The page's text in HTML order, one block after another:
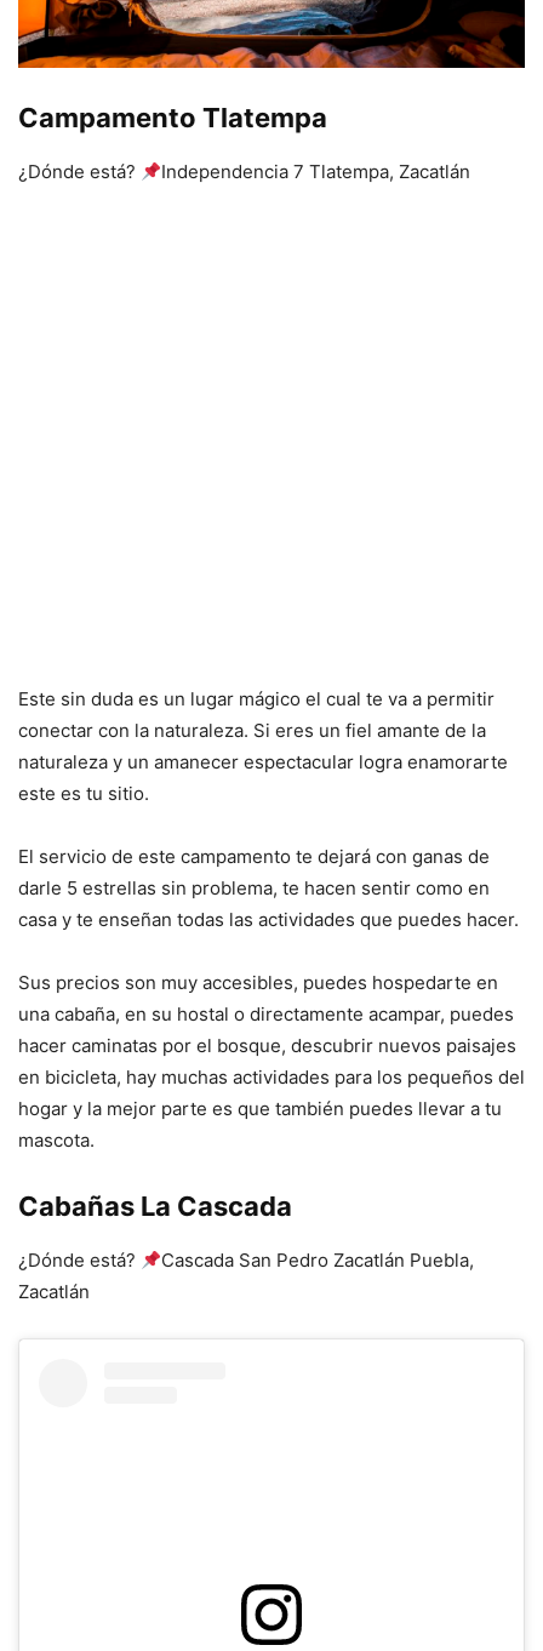
Campamento Tlatempa
¿Dónde está? Independencia 7 Tlatempa, Zacatlán
Este sin duda es un lugar mágico el cual te va a permitir
conectar con la naturaleza. Si eres un fiel amante de la
naturaleza y un amanecer espectacular logra enamorarte
este es tu sitio.
El servicio de este campamento te dejará con ganas de
darle 5 estrellas sin problema, te hacen sentir como en
casa y te enseñan todas las actividades que puedes hacer.
Sus precios son muy accesibles, puedes hospedarte en
una cabaña, en su hostal o directamente acampar, puedes
hacer caminatas por el bosque, descubrir nuevos paisajes
en bicicleta, hay muchas actividades para los pequeños del
hogar y la mejor parte es que también puedes llevar a tu
mascota.
Cabañas La Cascada
¿Dónde está?
Cascada San Pedro Zacatlán Puebla,
Zacatlán